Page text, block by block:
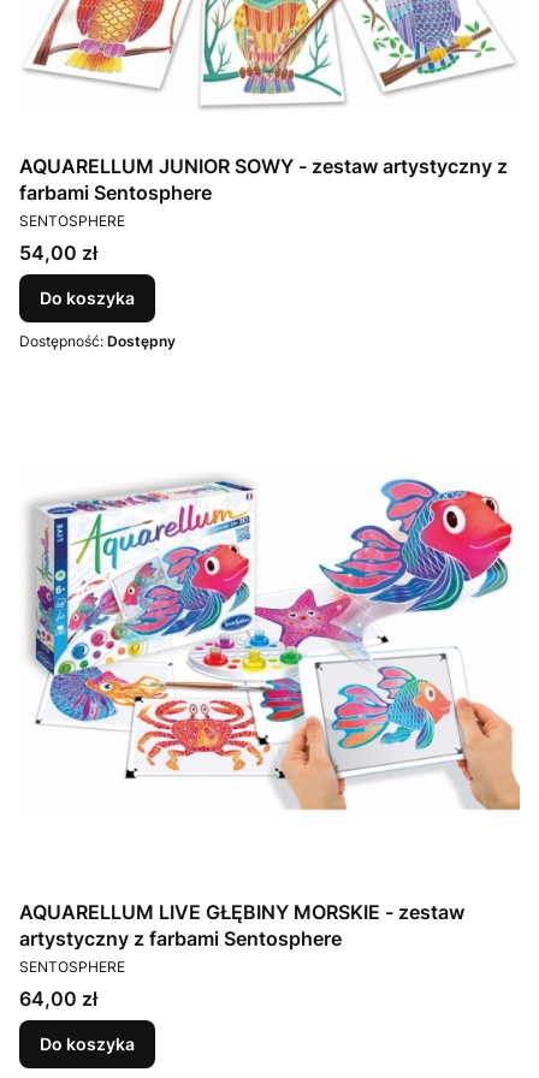
AQUARELLUM JUNIOR SOWY - zestaw artystyczny z
farbami Sentosphere
PRODUCENT
SENTOSPHERE
Cena
54,00 zł
Do koszyka
Dostępność: Dostępny
AQUARELLUM LIVE GŁĘBINY MORSKIE - zestaw
artystyczny z farbami Sentosphere
PRODUCENT
SENTOSPHERE
Cena
64,00 zł
Do koszyka